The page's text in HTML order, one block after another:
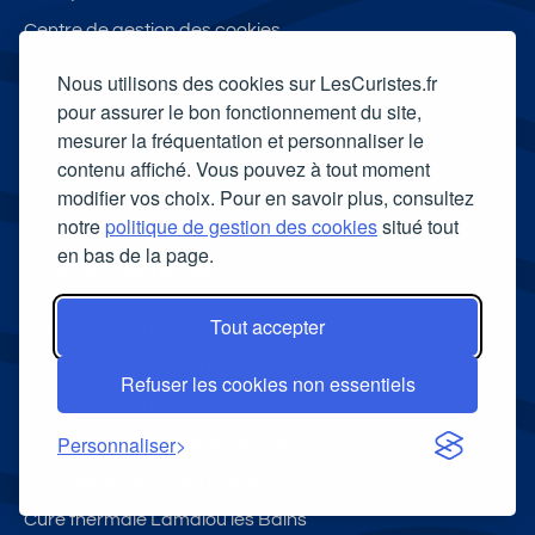
Nous utilisons des cookies sur LesCuristes.fr
pour assurer le bon fonctionnement du site,
mesurer la fréquentation et personnaliser le
contenu affiché. Vous pouvez à tout moment
modifier vos choix. Pour en savoir plus, consultez
notrepolitique de gestion des cookiessitué tout
en bas de la page.
Tout accepter
Refuser les cookies non essentiels
Personnaliser
Centre de gestion des cookies
Contactez - Nous
Partenaires
Proposer une location
MonRendezVousVeto
Stations thermales
Cure thermale Balaruc les Bains
Cure thermale Avène les Bains
Cure thermale Dax
Cure thermale Brides les Bains
Cure thermale Lamalou les Bains